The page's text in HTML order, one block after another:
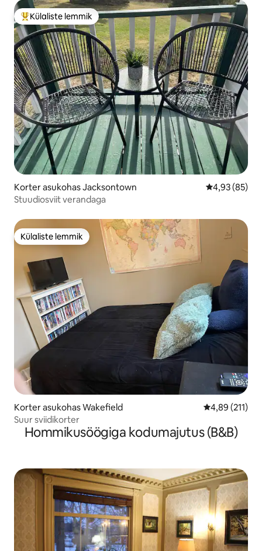
Külaliste suur lemmik
Külaliste lemmik
Korter asukohas Jacksontown Keskmine
4,93 (85)
Stuudiosviit verandaga
Külaliste lemmik
Külaliste lemmik
Korter asukohas Wakefield Keskmine
4,89 (211)
Suur sviidikorter
Hommikusöögiga kodumajutus (B&B)